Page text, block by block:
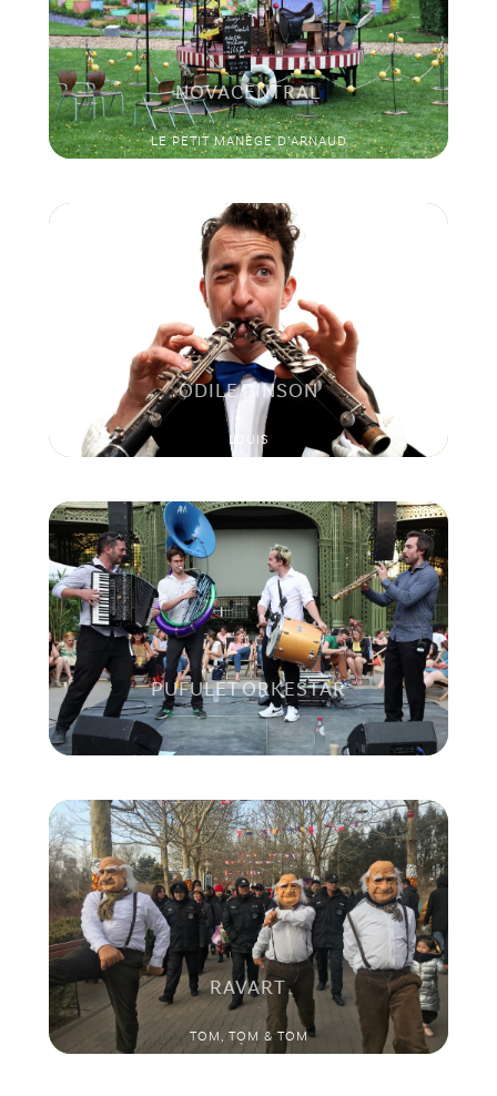
NOVACENTRAL
LE PETIT MANÈGE D’ARNAUD
ODILE PINSON
LOUIS
PUFULET ORKESTAR
RAVART
TOM, TOM & TOM